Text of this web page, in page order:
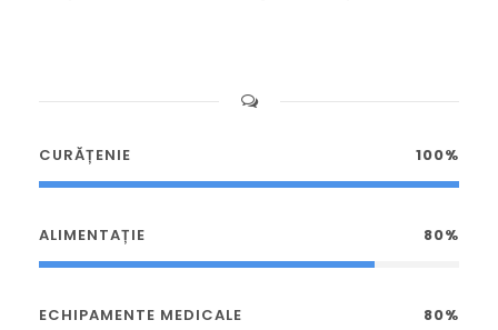
CURĂȚENIE 100%
ALIMENTAȚIE 80%
ECHIPAMENTE MEDICALE 80%